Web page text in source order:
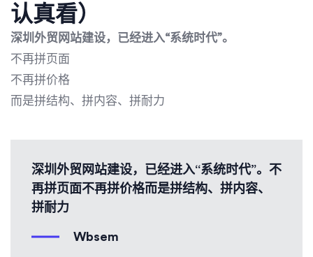
认真看）
深圳外贸网站建设，已经进入“系统时代”。
不再拼页面
不再拼价格
而是拼结构、拼内容、拼耐力
深圳外贸网站建设，已经进入“系统时代”。不
再拼页面不再拼价格而是拼结构、拼内容、
拼耐力
Wbsem